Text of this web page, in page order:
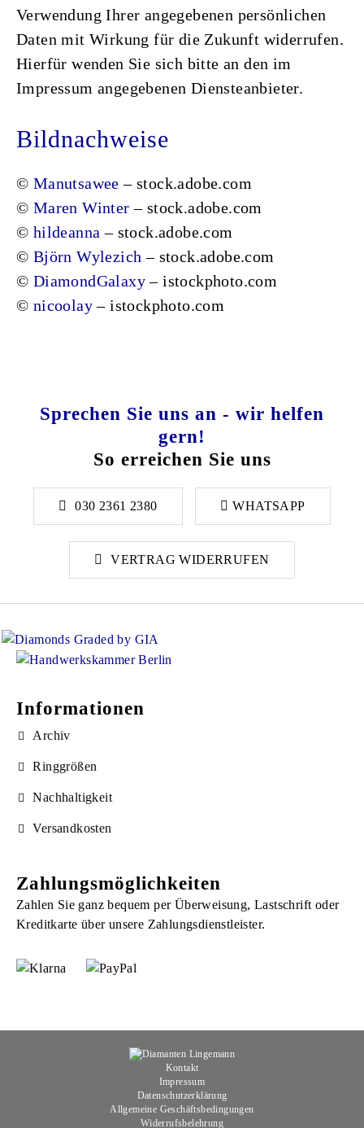
Verwendung Ihrer angegebenen persönlichen
Daten mit Wirkung für die Zukunft widerrufen.
Hierfür wenden Sie sich bitte an den im
Impressum angegebenen Diensteanbieter.
Bildnachweise
© Manutsawee – stock.adobe.com
© Maren Winter – stock.adobe.com
© hildeanna – stock.adobe.com
© Björn Wylezich – stock.adobe.com
© DiamondGalaxy– istockphoto.com
© nicoolay– istockphoto.com
Sprechen Sie uns an - wir helfen
gern!
So erreichen Sie uns
030 2361 2380 WHATSAPP
VERTRAG WIDERRUFEN
Informationen
Archiv
Ringgrößen
Nachhaltigkeit
Versandkosten
Zahlungsmöglichkeiten
Zahlen Sie ganz bequem per Überweisung, Lastschrift oder
Kreditkarte über unsere Zahlungsdienstleister.
Kontakt
Impressum
Datenschutzerklärung
Allgemeine Geschäftsbedingungen
Widerrufsbelehrung